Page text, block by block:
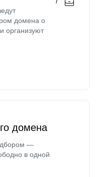
домена о
организуют
домена
—
в одной